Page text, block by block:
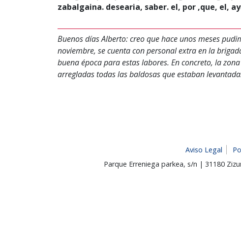
zabalgaina. desearia, saber. el, por ,que, el,
Buenos días Alberto: creo que hace unos meses
noviembre, se cuenta con personal extra en la
buena época para estas labores. En concreto, la
arregladas todas las baldosas que estaban
Aviso Legal
Parque Erreniega parkea, s/n | 31180